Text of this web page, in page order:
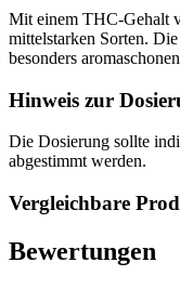
Mit einem THC-Gehalt
mittelstarken Sorten.
besonders
Hinweis zur
Die Dosierung sollte
abgestimmt werden.
Vergleichbare
Bewertungen